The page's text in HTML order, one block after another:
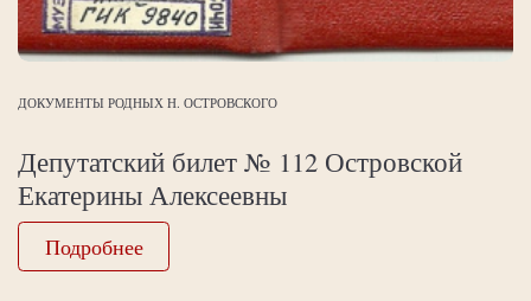
ДОКУМЕНТЫ РОДНЫХ Н. ОСТРОВСКОГО
Депутатский билет № 112 Островской
Екатерины Алексеевны
Подробнее